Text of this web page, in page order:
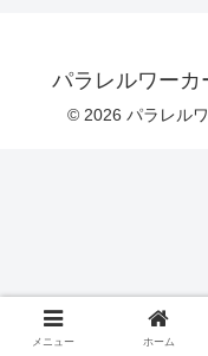
パラレルワー
© 2026 パラレル
メニュー ホーム